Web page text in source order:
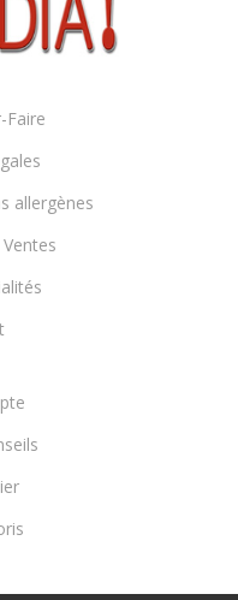
Faire
allergènes